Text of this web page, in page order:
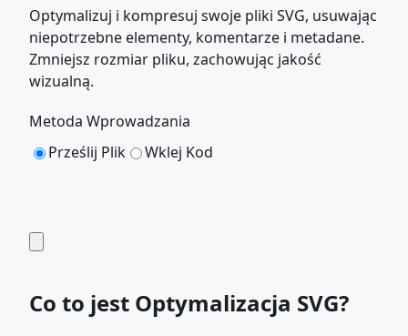
Optymalizuj i kompresuj swoje pliki SVG, usuwając
niepotrzebne elementy, komentarze i metadane.
Zmniejsz rozmiar pliku, zachowując jakość
wizualną.
Metoda Wprowadzania
Prześlij Plik
Wklej Kod
Co to jest Optymalizacja SVG?